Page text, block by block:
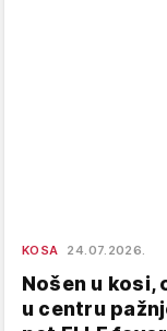
KOSA 24.07.2026.
Nošen u kosi,
u centru